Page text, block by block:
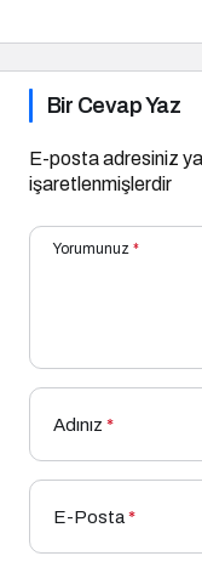
Bir Cevap Yaz
E-posta adresiniz
işaretlenmişlerdir
Yorumunuz *
Adınız *
E-Posta*